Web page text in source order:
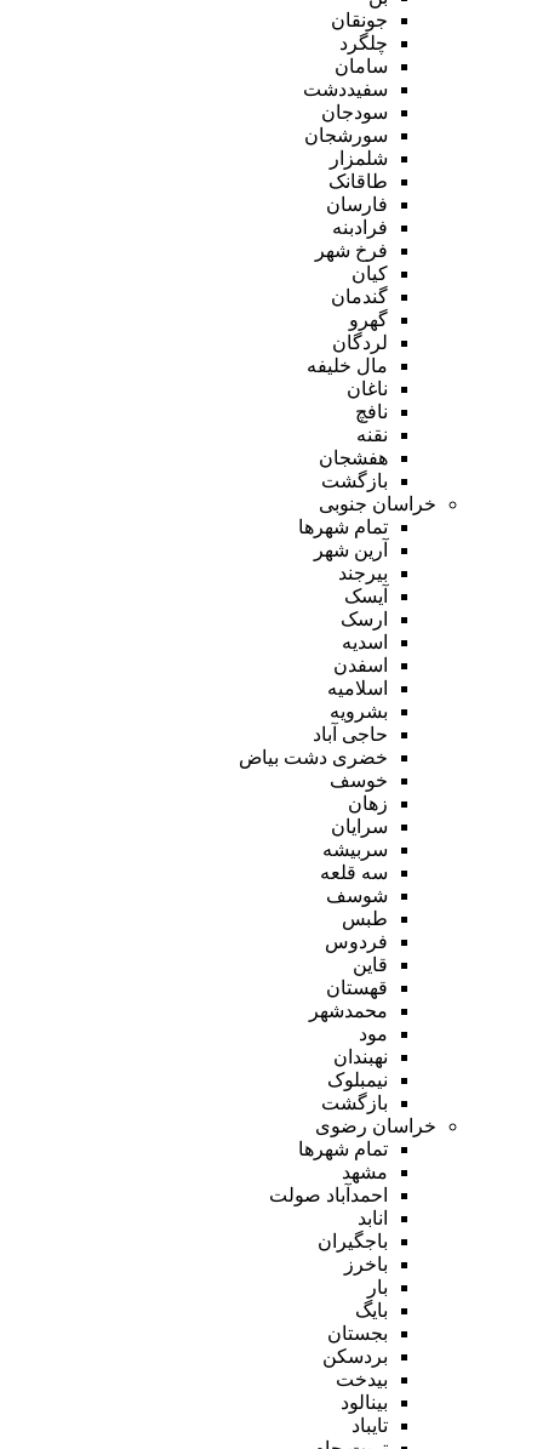
جونقان
چلگرد
سامان
سفیددشت
سودجان
سورشجان
شلمزار
طاقانک
فارسان
فرادبنه
فرخ شهر
کیان
گندمان
گهرو
لردگان
مال خلیفه
ناغان
نافچ
نقنه
هفشجان
بازگشت
خراسان جنوبی
تمام شهر‌ها
آرین شهر
بیرجند
آیسک
ارسک
اسدیه
اسفدن
اسلامیه
بشرویه
حاجی آباد
خضری دشت بیاض
خوسف
زهان
سرایان
سربیشه
سه قلعه
شوسف
طبس
فردوس
قاین
قهستان
محمدشهر
مود
نهبندان
نیمبلوک
بازگشت
خراسان رضوی
تمام شهر‌ها
مشهد
احمدآباد صولت
انابد
باجگیران
باخرز
بار
بایگ
بجستان
بردسکن
بیدخت
بینالود
تایباد